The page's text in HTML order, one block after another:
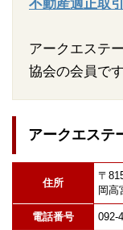
不動産適正取
アークエステ
協会の会員です
アークエステ
住所
〒
岡高
電話番号 092-